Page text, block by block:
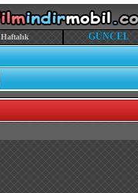
Haftalık GÜNCEL